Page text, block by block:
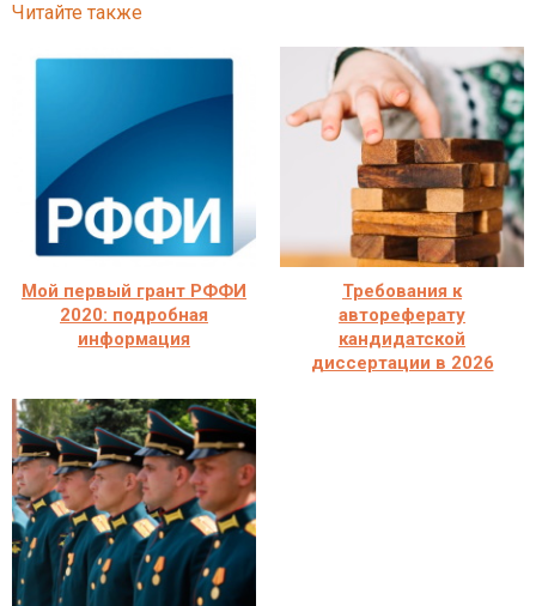
Читайте также
Мой первый грант РФФИ
2020: подробная
информация
Требования к
автореферату
кандидатской
диссертации в 2026